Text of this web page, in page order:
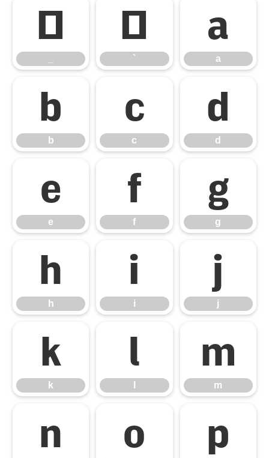
_ `
`
a
a
b
b
c
c
d
d
e
e
f
f
g
g
h
h
i
i
j
j
k
k
l m
m
n o p